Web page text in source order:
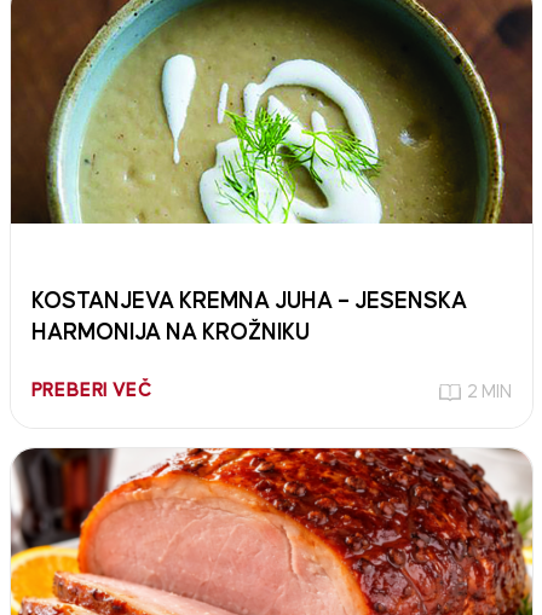
KOSTANJEVA KREMNA JUHA – JESENSKA
HARMONIJA NA KROŽNIKU
PREBERI VEČ 2 MIN